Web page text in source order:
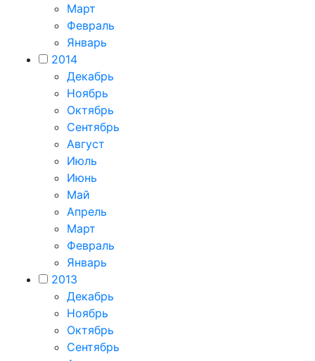
Март
Февраль
Январь
2014
Декабрь
Ноябрь
Октябрь
Сентябрь
Август
Июль
Июнь
Май
Апрель
Март
Февраль
Январь
2013
Декабрь
Ноябрь
Октябрь
Сентябрь